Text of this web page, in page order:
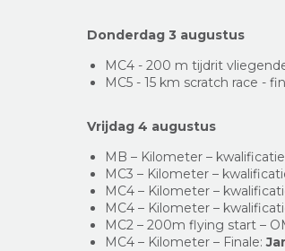
Donderdag 3 augustus
MC4 - 200 m tijdrit
MC5 - 15 km scratch race -
Vrijdag 4 augustus
MB – Kilometer –
MC3 – Kilometer –
MC4 – Kilometer –
MC4 – Kilometer –
MC2 – 200m flying start –
MC4 – Kilometer – Finale: